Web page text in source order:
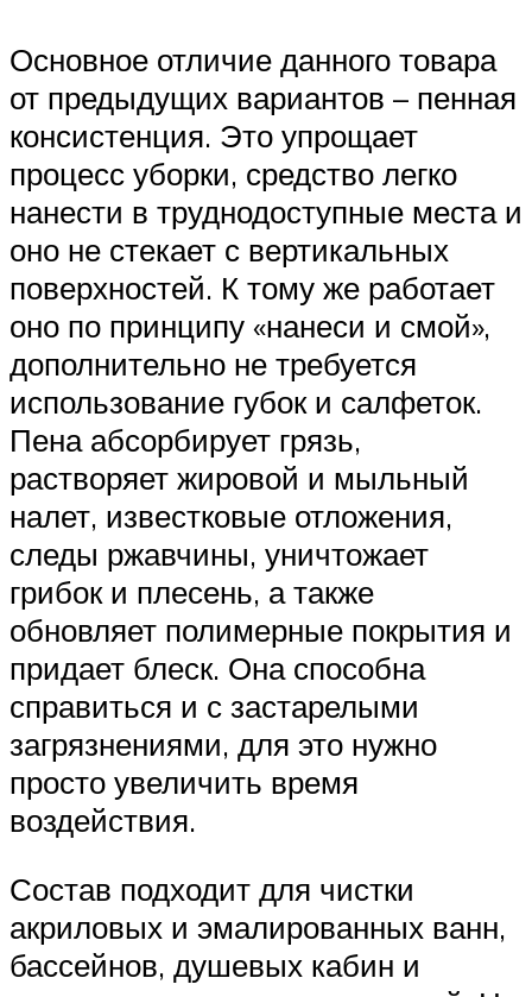
Основное отличие данного товара
от предыдущих вариантов – пенная
консистенция. Это упрощает
процесс уборки, средство легко
нанести в труднодоступные места и
оно не стекает с вертикальных
поверхностей. К тому же работает
оно по принципу «нанеси и смой»,
дополнительно не требуется
использование губок и салфеток.
Пена абсорбирует грязь,
растворяет жировой и мыльный
налет, известковые отложения,
следы ржавчины, уничтожает
грибок и плесень, а также
обновляет полимерные покрытия и
придает блеск. Она способна
справиться и с застарелыми
загрязнениями, для это нужно
просто увеличить время
воздействия.
Состав подходит для чистки
акриловых и эмалированных ванн,
бассейнов, душевых кабин и